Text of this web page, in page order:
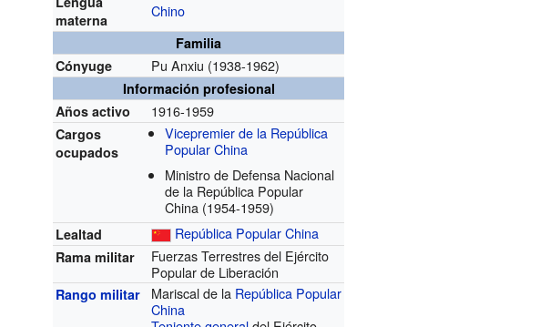
materna
Chino
Familia
Cónyuge
Pu Anxiu (1938-1962)
Información profesional
Años activo
1916-1959
Cargos
ocupados
Vicepremier de la República
Popular China
Ministro de Defensa Nacional
de la República Popular
China (1954-1959)
Lealtad República Popular China
Rama militar
Fuerzas Terrestres del Ejército
Popular de Liberación
Rango militar Mariscal de la República Popular
China